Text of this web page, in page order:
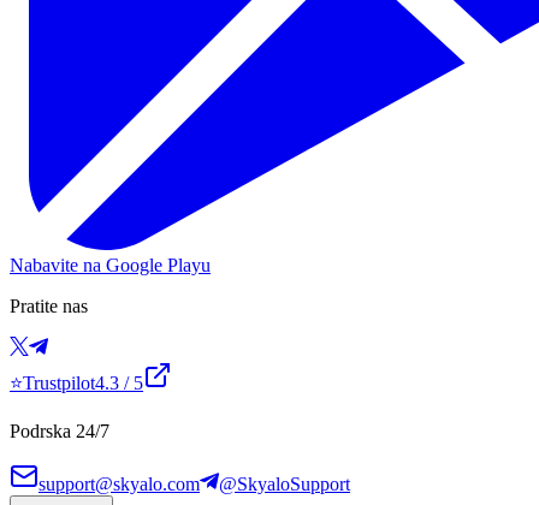
Nabavite na Google Playu
Pratite nas
⭐Trustpilot4.3 / 5
Podrska 24/7
support@skyalo.com @SkyaloSupport